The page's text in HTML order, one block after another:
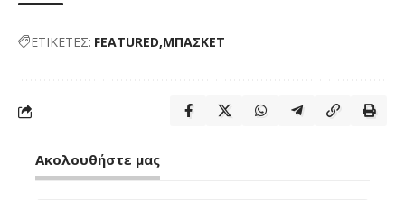
ΕΤΙΚΕΤΕΣ: FEATURED ΜΠΑΣΚΕΤ
Ακολουθήστε μας